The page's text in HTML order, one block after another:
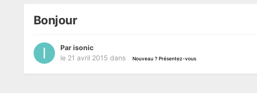
Bonjour
Parisonic
le 21 avril 2015 dans Nouveau ? Présentez-vous